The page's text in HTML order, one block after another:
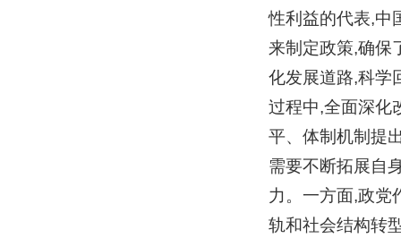
性利益的代表,中
来制定政策,确保
化发展道路,科学
过程中,全面深化
平、体制机制提
需要不断拓展自
力。一方面,政党
轨和社会结构转